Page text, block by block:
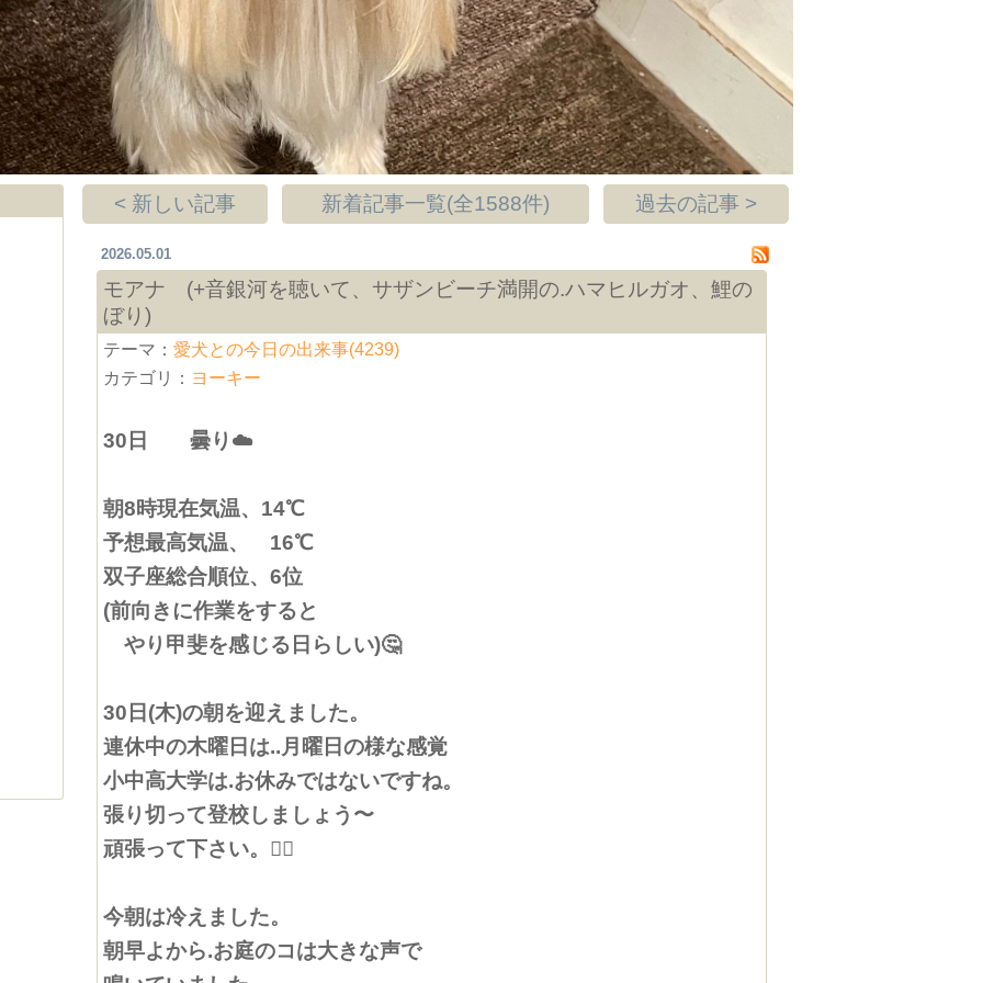
< 新しい記事 新着記事一覧(全1588件) 過去の記事 >
2026.05.01
モアナ (+音銀河を聴いて、サザンビーチ満開の.ハマヒルガオ、鯉の
ぼり)
テーマ：愛犬との今日の出来事(4239)
カテゴリ： ヨーキー
30日 曇り☁️
朝8時現在気温、14℃
予想最高気温、 16℃
双子座総合順位、6位
(前向きに作業をすると
やり甲斐を感じる日らしい)🤔
30日(木)の朝を迎えました。
連休中の木曜日は..月曜日の様な感覚
小中高大学は.お休みではないですね。
張り切って登校しましょう〜
頑張って下さい。🙇‍♀️
今朝は冷えました。
朝早よから.お庭のコは大きな声で